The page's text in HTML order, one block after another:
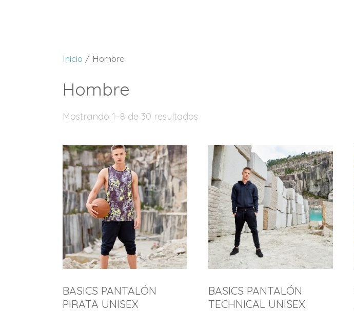
Inicio / Hombre
Hombre
Mostrando 1–8 de 30 resultados
BASICS PANTALÓN
PIRATA UNISEX
BASICS PANTALÓN
TECHNICAL UNISEX